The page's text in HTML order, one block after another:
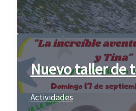
Nuevo taller de
Actividades